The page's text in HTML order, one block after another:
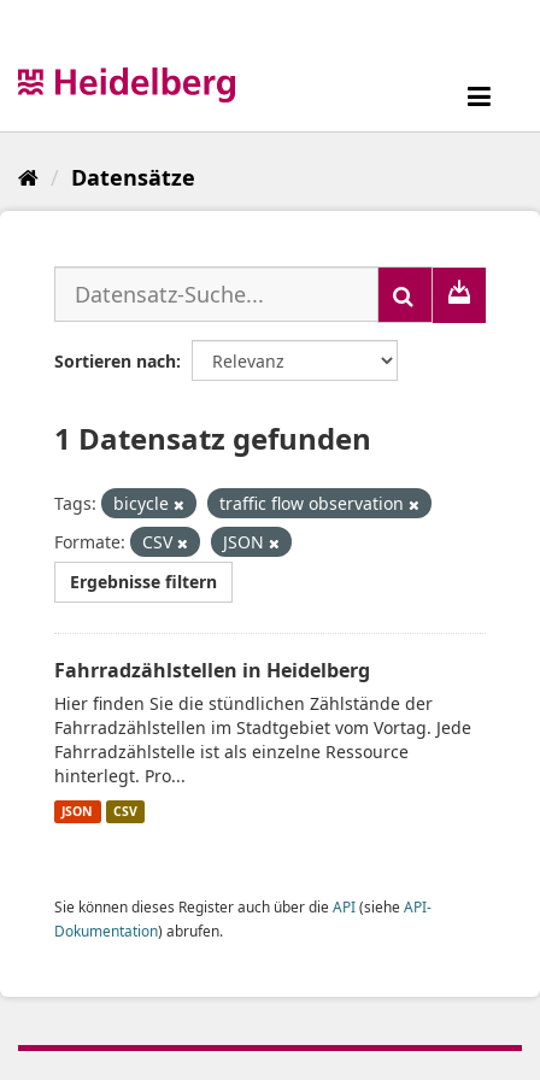
Datensätze
Sortieren nach
1 Datensatz gefunden
Tags: bicycle
traffic flow observation
Formate:
CSV
JSON
Ergebnisse filtern
Fahrradzählstellen in Heidelberg
Hier finden Sie die stündlichen Zählstände der
Fahrradzählstellen im Stadtgebiet vom Vortag. Jede
Fahrradzählstelle ist als einzelne Ressource
hinterlegt. Pro...
JSON CSV
Sie können dieses Register auch über die API(siehe API-
Dokumentation) abrufen.